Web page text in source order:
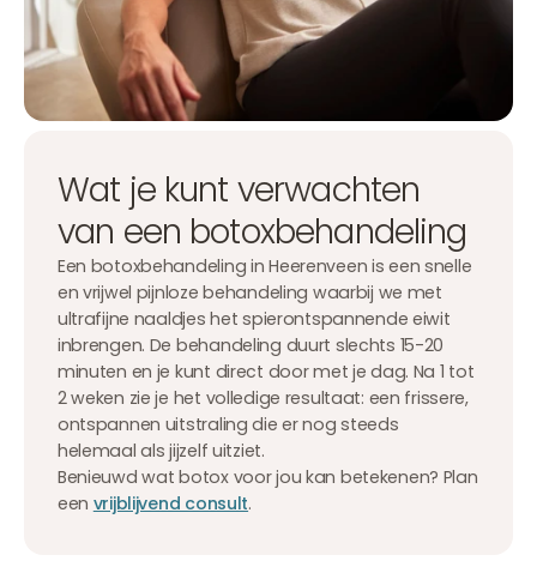
Wat je kunt verwachten
van een botoxbehandeling
Een botoxbehandeling in Heerenveen is een snelle
en vrijwel pijnloze behandeling waarbij we met
ultrafijne naaldjes het spierontspannende eiwit
inbrengen. De behandeling duurt slechts 15-20
minuten en je kunt direct door met je dag. Na 1 tot
2 weken zie je het volledige resultaat: een frissere,
ontspannen uitstraling die er nog steeds
helemaal als jijzelf uitziet.
Benieuwd wat botox voor jou kan betekenen? Plan
een vrijblijvend consult.